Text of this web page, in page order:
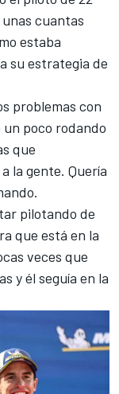
cuantas
estaba
su estrategia de
problemas con
un poco rodando
que
la gente. Quería
pilotando de
que está en la
veces que
y él seguía en la